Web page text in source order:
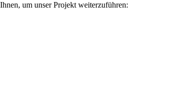
um unser Projekt weiterzuführen: